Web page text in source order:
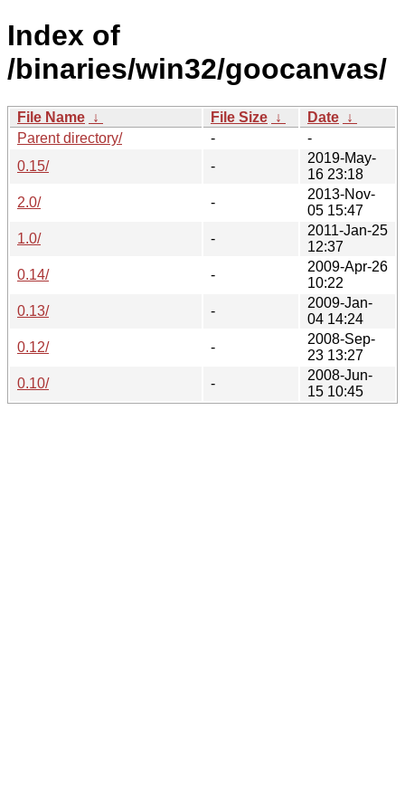
Index of
/binaries/win32/goocanvas/
File Name ↓ File Size ↓ Date ↓
Parent directory/
-
-
0.15/
-
2019-May-
16 23:18
2.0/
-
2013-Nov-
05 15:47
1.0/
-
2011-Jan-25
12:37
0.14/
-
2009-Apr-26
10:22
0.13/
-
2009-Jan-
04 14:24
0.12/
-
2008-Sep-
23 13:27
0.10/
-
2008-Jun-
15 10:45